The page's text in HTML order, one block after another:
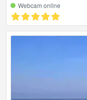
Webcam online